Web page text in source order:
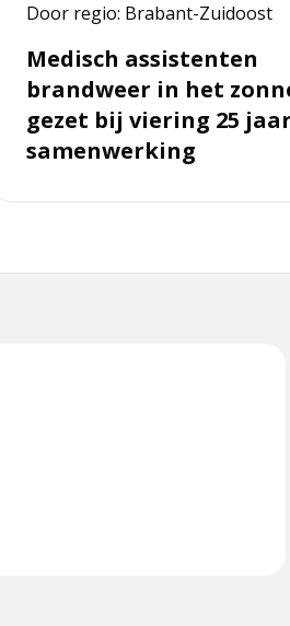
Door regio: Brabant-Zuidoost
Medisch assistenten
brandweer in het
gezet bij viering 25 jaar
samenwerking
viering
samenwerking